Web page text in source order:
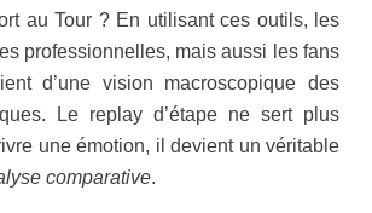
au Tour ? En utilisant ces outils, les
professionnelles, mais aussi les fans
d’une vision macroscopique des
Le replay d’étape ne sert plus
une émotion, il devient un véritable
comparative.